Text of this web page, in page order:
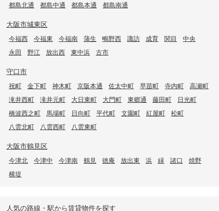
都島北通
都島中通 都島本通 都島南通
大阪市城東区
今福西 今福東 今福南 蒲生 鴫野西 諏訪 成育 関目
中央
永田
野江 放出西 東中浜 古市
守口市
祝町 金下町 神木町 京阪本通 佐太中町 早苗町 寺内町
高瀬町
滝井西町
滝井元町 大日東町 大門町 東郷通 藤田町
日光町
橋波西之町
馬場町 日向町 平代町 文園町 紅屋町
松町
八雲北町
八雲西町 八雲東町
大阪市鶴見区
今津北 今津中 今津南 鶴見 徳庵 放出東 浜 緑 諸口
焼野
横堤
人気の路線・駅から賃貸物件を探す